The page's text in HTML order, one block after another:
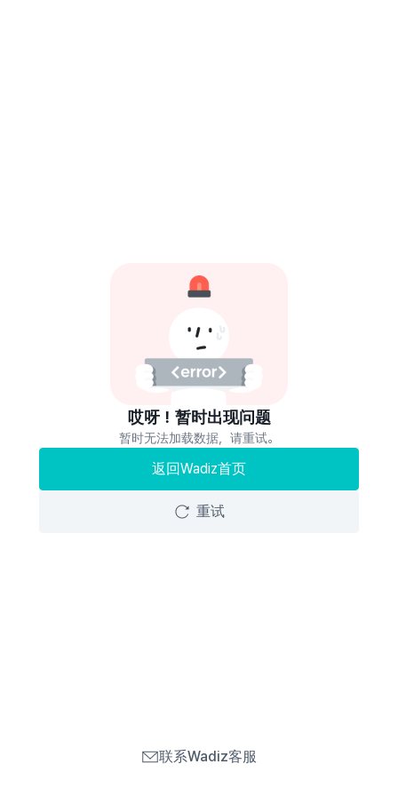
哎呀！暂时出现问题
暂时无法加载数据，请重试。
返回Wadiz首页
重试
联系Wadiz客服